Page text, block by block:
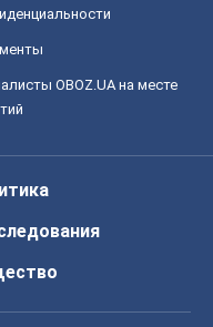
OBOZ.UA на месте